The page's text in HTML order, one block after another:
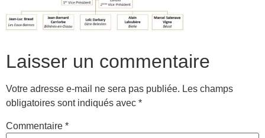
Laisser un commentaire
Votre adresse e-mail ne sera pas publiée. Les champs
obligatoires sont indiqués avec *
Commentaire *